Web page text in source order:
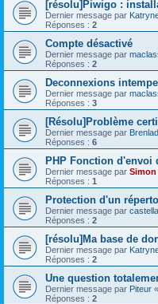
[résolu]Piwigo :
Dernier message par
Réponses : 2
Compte désactivé
Dernier message par
Réponses : 2
Deconnexions
Dernier message par
Réponses : 3
[Résolu]Problème
Dernier message par
Réponses : 6
PHP Fonction d'envoi
Dernier message par Simon
Réponses : 1
Protection d'un
Dernier message par
Réponses : 2
[résolu]Ma base de
Dernier message par
Réponses : 2
Une question
Dernier message par Piteur «
Réponses : 2